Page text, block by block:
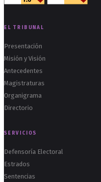
EL TRIBUNAL
Presentación
Misión y Visión
Antecedentes
Magistraturas
Organigrama
Directorio
SERVICIOS
Defensoría Electoral
Estrados
Sentencias